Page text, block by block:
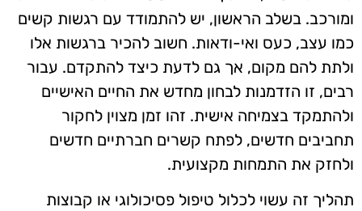
ומורכב. בשלב הראשון, יש להתמודד עם רגשות קשים
כמו עצב, כעס ואי-ודאות. חשוב להכיר ברגשות אלו
ולתת להם מקום, אך גם לדעת כיצד להתקדם. עבור
רבים, זו הזדמנות לבחון מחדש את החיים האישיים
ולהתמקד בצמיחה אישית. זהו זמן מצוין לחקור
תחביבים חדשים, לפתח קשרים חברתיים חדשים
ולחזק את התמחות מקצועית.
תהליך זה עשוי לכלול טיפול פסיכולוגי או קבוצות